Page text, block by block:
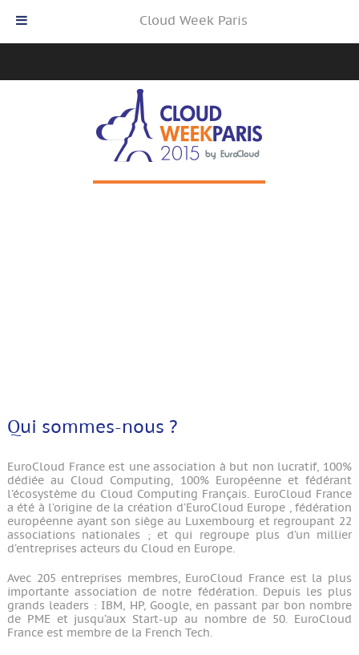
Qui sommes-nous ?
EuroCloud France est une association à but non lucratif, 100%
dédiée au Cloud Computing, 100% Européenne et fédérant
l’écosystème du Cloud Computing Français. EuroCloud France
a été à l’origine de la création d’EuroCloud Europe , fédération
européenne ayant son siège au Luxembourg et regroupant 22
associations nationales ; et qui regroupe plus d’un millier
d’entreprises acteurs du Cloud en Europe.
Avec 205 entreprises membres, EuroCloud France est la plus
importante association de notre fédération. Depuis les plus
grands leaders : IBM, HP, Google, en passant par bon nombre
de PME et jusqu’aux Start-up au nombre de 50. EuroCloud
France est membre de la French Tech.
Cloud Week Paris